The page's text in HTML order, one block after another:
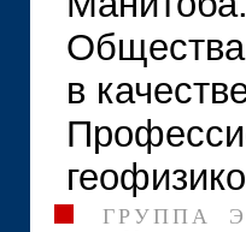
Общества
в
ГРУППА